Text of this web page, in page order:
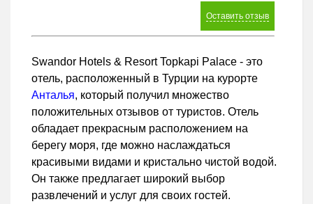
Оставить отзыв
Swandor Hotels & Resort Topkapi Palace - это
отель, расположенный в Турции на курорте
Анталья, который получил множество
положительных отзывов от туристов. Отель
обладает прекрасным расположением на
берегу моря, где можно наслаждаться
красивыми видами и кристально чистой водой.
Он также предлагает широкий выбор
развлечений и услуг для своих гостей.